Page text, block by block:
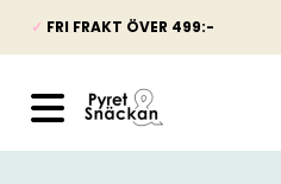
✓ FRI FRAKT ÖVER 499:-